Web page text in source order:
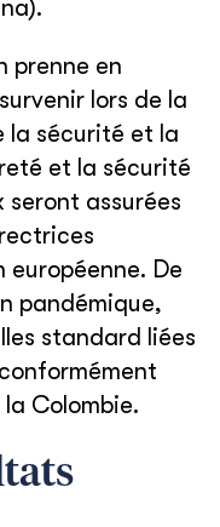
prenne en
lors de la
la sécurité et la
et la sécurité
assurées
européenne. De
pandémique,
standard liées
Colombie.